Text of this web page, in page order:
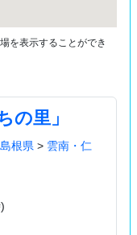
を表示することができ
の里」
島根県 > 雲南・仁